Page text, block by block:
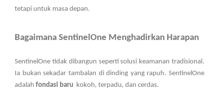
tetapi untuk masa depan.
Bagaimana SentinelOne Menghadirkan Harapan
SentinelOne tidak dibangun seperti solusi keamanan tradisional.
Ia bukan sekadar tambalan di dinding yang rapuh. SentinelOne
adalah fondasi baru kokoh, terpadu, dan cerdas.